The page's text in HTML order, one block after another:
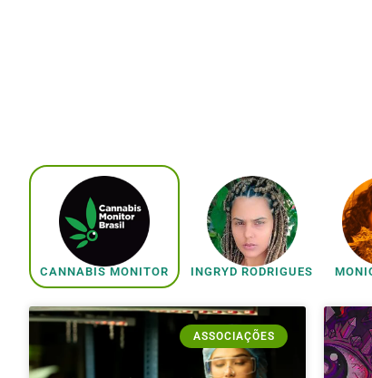
CANNABIS MONITOR INGRYD RODRIGUES
ASSOCIAÇÕES